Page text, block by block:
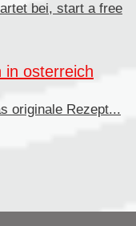
bei, start a free
in osterreich
originale Rezept...